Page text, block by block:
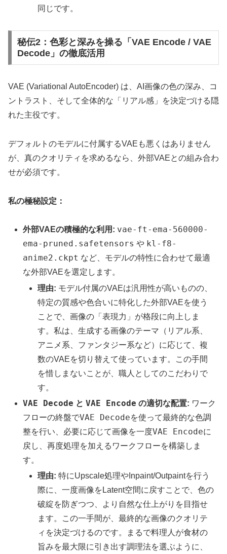
同じです。
秘伝2：色彩と深みを操る「VAE Encode / VAE
Decode」の徹底活用
VAE (Variational AutoEncoder) は、AI画像の色の深み、コ
ントラスト、そして全体的な「リアル感」を決定づける隠
れた主役です。
デフォルトのモデルに付属するVAEも悪くはありません
が、真のクオリティを求めるなら、外部VAEとの組み合わ
せが必須です。
私の極秘設定：
外部VAEの積極的な利用: vae-ft-ema-560000-
ema-pruned.safetensors や kl-f8-
anime2.ckpt など、モデルの特性に合わせて最適
な外部VAEを選定します。
理由: モデル付属のVAEは汎用性が高いものの、
特定の質感や色合いに特化した外部VAEを使う
ことで、画像の「表現力」が格段に向上しま
す。私は、生成する画像のテーマ（リアル系、
アニメ系、ファンタジー系など）に応じて、複
数のVAEを切り替えて使っています。この手間
を惜しまないことが、職人としてのこだわりで
す。
VAE Decode とVAE Encode の適切な配置: ワーク
フローの終盤でVAE Decodeを使って最終的な色調
整を行い、必要に応じて画像を一度VAE Encodeに
戻し、再度処理を加えるワークフローを構築しま
す。
理由: 特にUpscale処理やInpaint/Outpaintを行う
際に、一度画像をLatent空間に戻すことで、色の
破綻を防ぎつつ、より自然な仕上がりを目指せ
ます。この一手間が、最終的な画像のクオリテ
ィを決定づけるのです。まるで料理人が食材の
旨みを最大限に引き出す調理法を選ぶように、